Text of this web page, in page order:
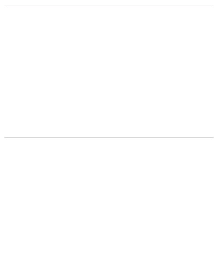
Aujourd’hui, Manuel Cailliot, notre chef de rubrique occasion